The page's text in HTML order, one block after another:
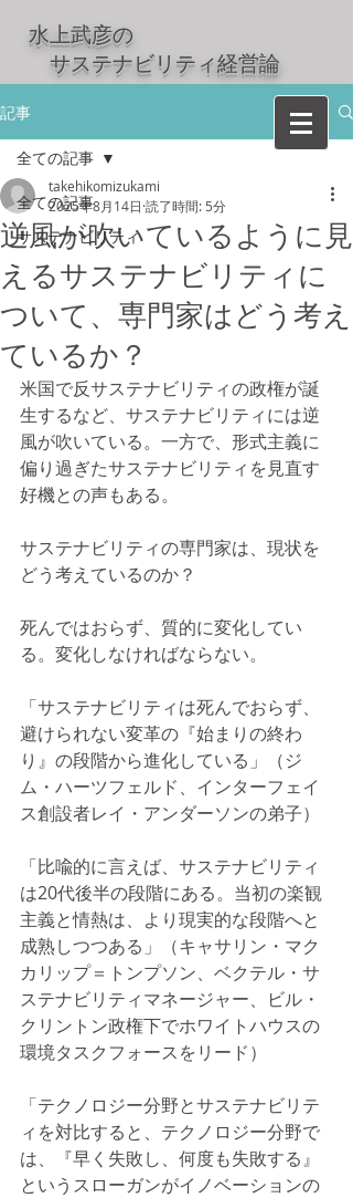
水上武彦の
​ サステナビリティ経営論
記事
全ての記事
サステナビリティ
全ての記事
逆風が吹いているように見
えるサステナビリティに
ついて、専門家はどう考え
ているか？
takehikomizukami
2025年8月14日 読了時間: 5分
米国で反サステナビリティの政権が誕
生するなど、サステナビリティには逆
風が吹いている。一方で、形式主義に
偏り過ぎたサステナビリティを見直す
好機との声もある。
サステナビリティの専門家は、現状を
どう考えているのか？
死んではおらず、質的に変化してい
る。変化しなければならない。
「サステナビリティは死んでおらず、
避けられない変革の『始まりの終わ
り』の段階から進化している」（ジ
ム・ハーツフェルド、インターフェイ
ス創設者レイ・アンダーソンの弟子）
「比喩的に言えば、サステナビリティ
は20代後半の段階にある。当初の楽観
主義と情熱は、より現実的な段階へと
成熟しつつある」（キャサリン・マク
カリップ＝トンプソン、ベクテル・サ
ステナビリティマネージャー、ビル・
クリントン政権下でホワイトハウスの
環境タスクフォースをリード）
「テクノロジー分野とサステナビリテ
ィを対比すると、テクノロジー分野で
は、『早く失敗し、何度も失敗する』
というスローガンがイノベーションの